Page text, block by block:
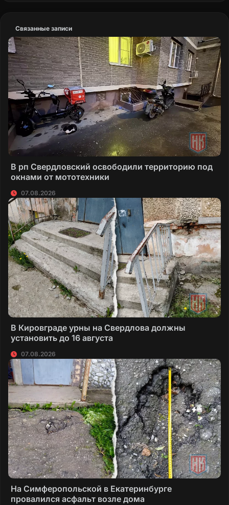
Связанные записи
В рп Свердловский освободили территорию под
окнами от мототехники
07.08.2026
В Кировграде урны на Свердлова должны
установить до 16 августа
07.08.2026
На Симферопольской в Екатеринбурге
провалился асфальт возле дома